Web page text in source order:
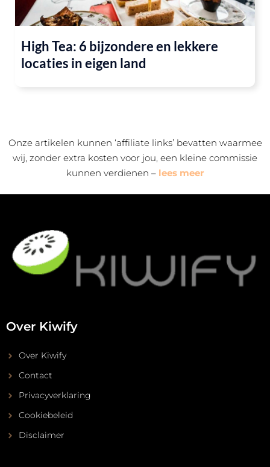
High Tea: 6 bijzondere en lekkere
locaties in eigen land
Onze artikelen kunnen ‘affiliate links’ bevatten waarmee
wij, zonder extra kosten voor jou, een kleine commissie
kunnen verdienen – lees meer
Over Kiwify
Over Kiwify
Contact
Privacyverklaring
Cookiebeleid
Disclaimer